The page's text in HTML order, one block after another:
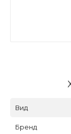
Вид
Бренд